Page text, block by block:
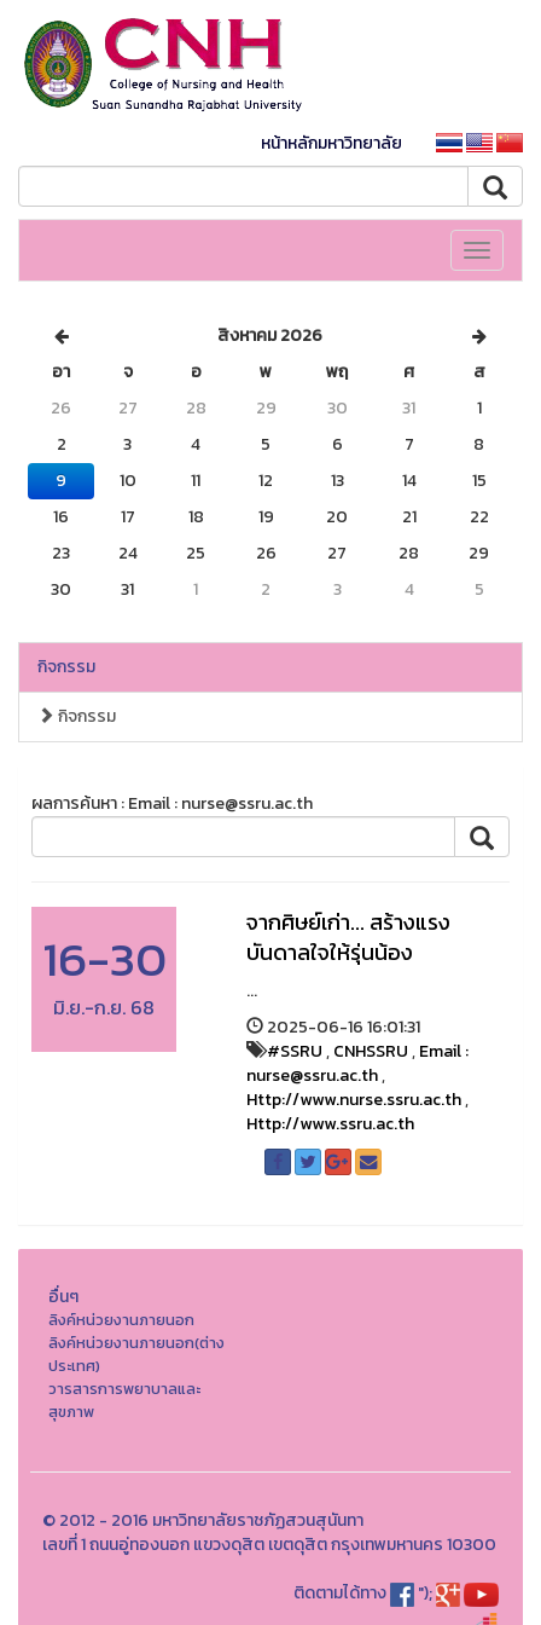
หน้าหลักมหาวิทยาลัย
Toggle
สิงหาคม 2026
อา
จ อ พ พฤ ศ
ส
26
27 28 29 30 31
1
2
3 4 5 6 7
8
9
10 11 12 13 14
15
16
17 18 19 20 21
22
23
24 25 26 27 28
29
30
31 1 2 3 4 5
กิจกรรม
กิจกรรม
ผลการค้นหา : Email : nurse@ssru.ac.th
16-30
มิ.ย.-ก.ย. 68
จากศิษย์เก่า... สร้างแรง
บันดาลใจให้รุ่นน้อง
...
2025-06-16 16:01:31
#SSRU,CNHSSRU,Email :
nurse@ssru.ac.th,
Http://www.nurse.ssru.ac.th,
Http://www.ssru.ac.th
อื่นๆ
ลิงค์หน่วยงานภายนอก
ลิงค์หน่วยงานภายนอก(ต่าง
ประเทศ)
วารสารการพยาบาลและ
สุขภาพ
© 2012 - 2016 มหาวิทยาลัยราชภัฏสวนสุนันทา
เลขที่ 1 ถนนอู่ทองนอก แขวงดุสิต เขตดุสิต กรุงเทพมหานคร 10300
ติดตามได้ทาง
");